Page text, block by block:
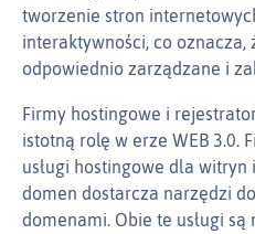
tworzenie stron
interaktywności, co oznacza,
odpowiednio zarządzane i
Firmy hostingowe i
istotną rolę w erze WEB 3.0.
usługi hostingowe dla
domen dostarcza narzędzi
domenami. Obie te usługi